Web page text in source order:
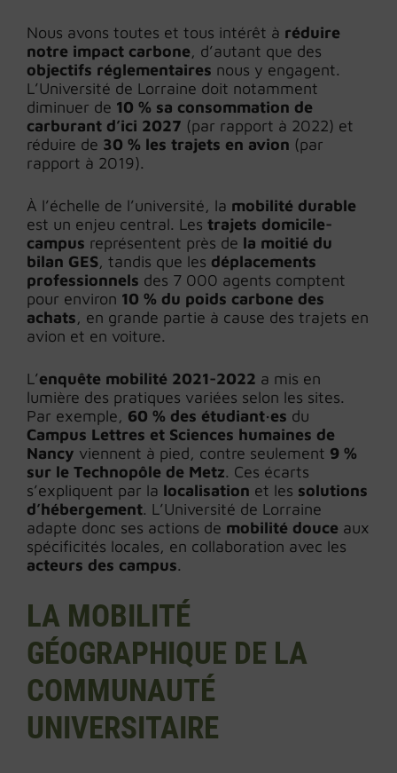
Nous avons toutes et tous intérêt à réduire
notre impact carbone, d’autant que des
objectifs réglementaires nous y engagent.
L’Université de Lorraine doit notamment
diminuer de 10 % sa consommation de
carburant d’ici 2027 (par rapport à 2022) et
réduire de 30 % les trajets en avion (par
rapport à 2019).
À l’échelle de l’université, la mobilité durable
est un enjeu central. Les trajets domicile-
campus représentent près de la moitié du
bilan GES, tandis que les déplacements
professionnels des 7 000 agents comptent
pour environ 10 % du poids carbone des
achats, en grande partie à cause des trajets en
avion et en voiture.
L’enquête mobilité 2021-2022 a mis en
lumière des pratiques variées selon les sites.
Par exemple, 60 % des étudiant·es du
Campus Lettres et Sciences humaines de
Nancy viennent à pied, contre seulement 9 %
sur le Technopôle de Metz. Ces écarts
s’expliquent par la localisation et les solutions
d’hébergement. L’Université de Lorraine
adapte donc ses actions de mobilité douce aux
spécificités locales, en collaboration avec les
acteurs des campus.
LA MOBILITÉ
GÉOGRAPHIQUE DE LA
COMMUNAUTÉ
UNIVERSITAIRE